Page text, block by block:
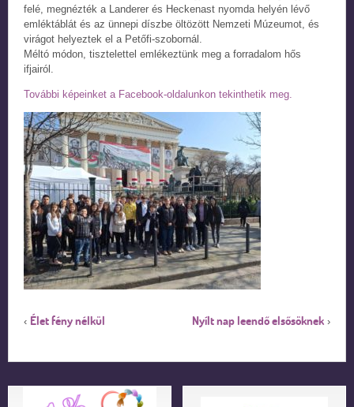
felé, megnézték a Landerer és Heckenast nyomda helyén lévő
emléktáblát és az ünnepi díszbe öltözött Nemzeti Múzeumot, és
virágot helyeztek el a Petőfi-szobornál.
Méltó módon, tisztelettel emlékeztünk meg a forradalom hős
ifjairól.
További képeinket a Facebook-oldalunkon tekinthetik meg.
‹ Élet fény nélkül Nyílt nap leendő elsősöknek ›